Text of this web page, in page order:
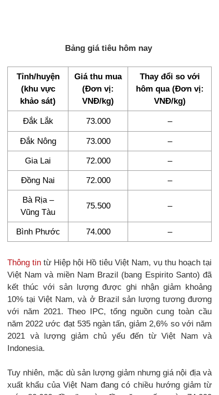
Bảng giá tiêu hôm nay
Tỉnh/huyện
(khu vực
khảo sát)
Giá thu mua
(Đơn vị:
VNĐ/kg)
Thay đổi so với
hôm qua (Đơn vị:
VNĐ/kg)
Đắk Lắk 73.000 –
Đắk Nông 73.000 –
Gia Lai 72.000 –
Đồng Nai 72.000 –
Bà Rịa –
Vũng Tàu
75.500 –
Bình Phước 74.000 –
Thông tin từ Hiệp hội Hồ tiêu Việt Nam, vụ thu hoạch tại
Việt Nam và miền Nam Brazil (bang Espirito Santo) đã
kết thúc với sản lượng được ghi nhận giảm khoảng
10% tại Việt Nam, và ở Brazil sản lượng tương đương
với năm 2021. Theo IPC, tổng nguồn cung toàn cầu
năm 2022 ước đạt 535 ngàn tấn, giảm 2,6% so với năm
2021 và lượng giảm chủ yếu đến từ Việt Nam và
Indonesia.
Tuy nhiên, mặc dù sản lượng giảm nhưng giá nội địa và
xuất khẩu của Việt Nam đang có chiều hướng giảm từ